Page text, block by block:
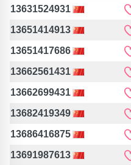
13631524931
13651414913
13651417686
13662561431
13662699431
13682419349
13686416875
13691987613